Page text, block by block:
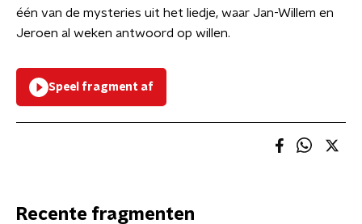
één van de mysteries uit het liedje, waar Jan-Willem en
Jeroen al weken antwoord op willen.
Speel fragment af
Recente fragmenten